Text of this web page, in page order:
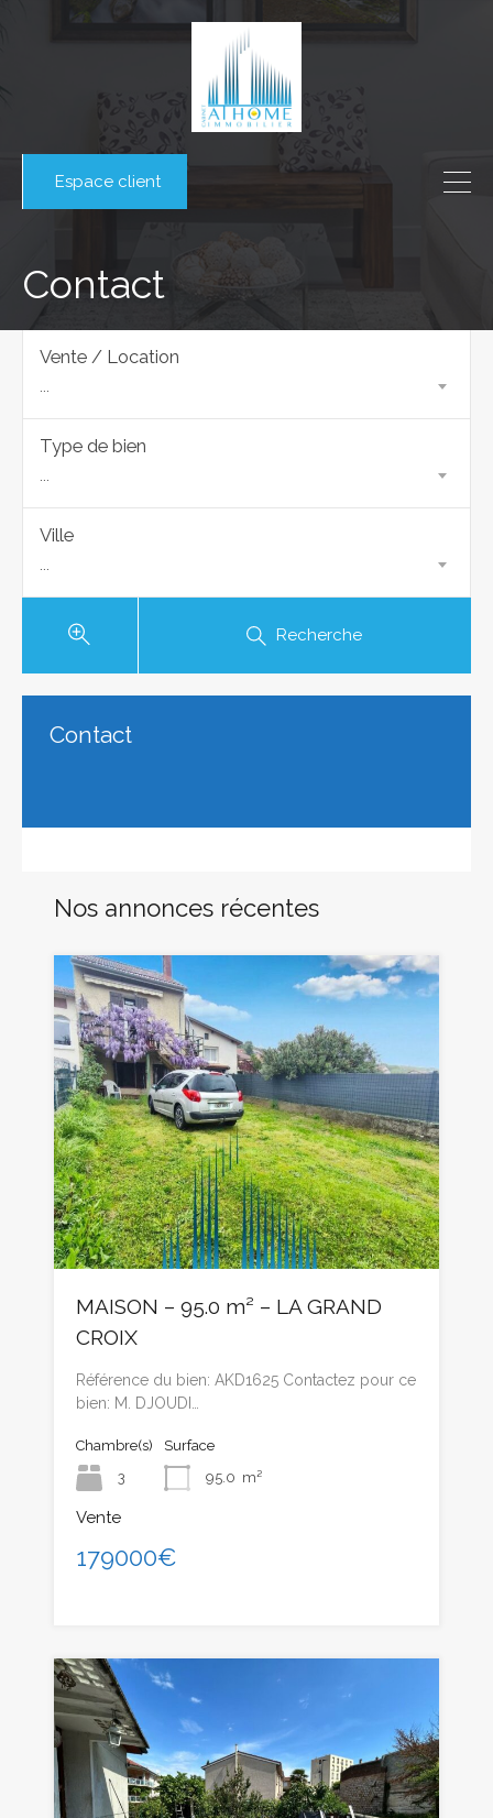
Espace client
Contact
Vente / Location
...
Type de bien
...
Ville
...
Recherche
Contact
Nos annonces récentes
MAISON – 95.0 m² – LA GRAND
CROIX
Référence du bien: AKD1625 Contactez pour ce
bien: M. DJOUDI…
Chambre(s)
3
Surface
95.0 m²
Vente
179000€